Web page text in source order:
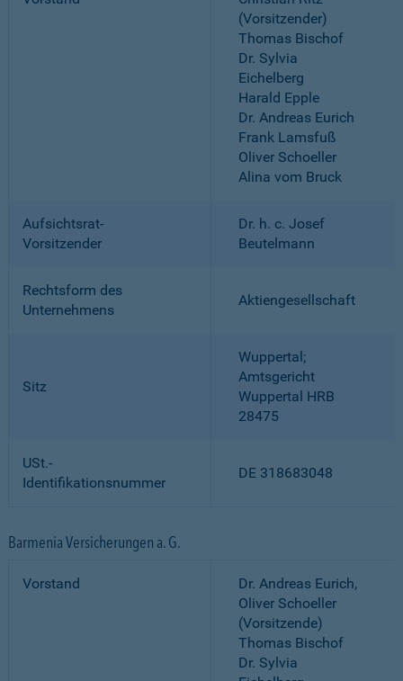
(Vorsitzender)
Thomas Bischof
Dr. Sylvia
Eichelberg
Harald Epple
Dr. Andreas Eurich
Frank Lamsfuß
Oliver Schoeller
Alina vom Bruck
Aufsichtsrat-
Vorsitzender
Dr. h. c. Josef
Beutelmann
Rechtsform des
Unternehmens
Aktiengesellschaft
Sitz
Wuppertal;
Amtsgericht
Wuppertal HRB
28475
USt.-
Identifikationsnummer
DE 318683048
Barmenia Versicherungen a. G.
Vorstand
Dr. Andreas Eurich,
Oliver Schoeller
(Vorsitzende)
Thomas Bischof
Dr. Sylvia